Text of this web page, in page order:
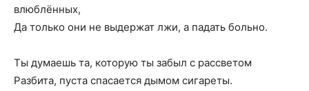
влюблённых,
Да только они не выдержат лжи, а падать больно.
Ты думаешь та, которую ты забыл с рассветом
Разбита, пуста спасается дымом сигареты.